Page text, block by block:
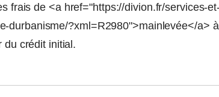
frais de <a href="https://divion.fr/services-
durbanisme/?xml=R2980">mainlevée</a>
du crédit initial.